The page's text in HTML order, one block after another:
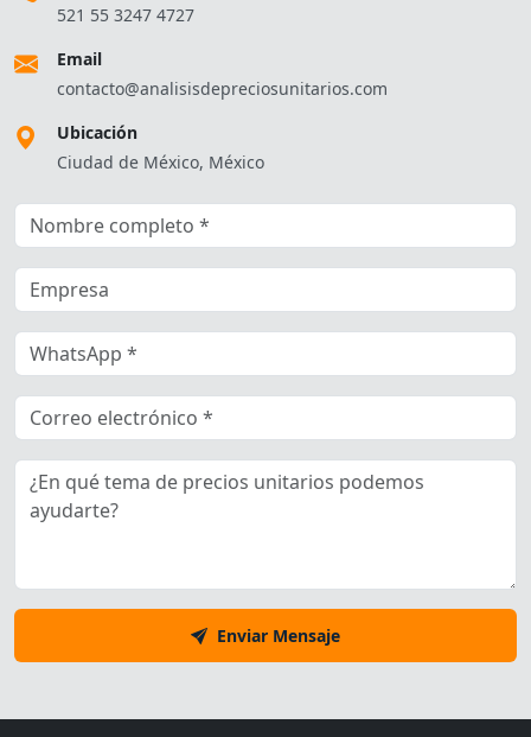
521 55 3247 4727
Email
contacto@analisisdepreciosunitarios.com
Ubicación
Ciudad de México, México
Enviar Mensaje